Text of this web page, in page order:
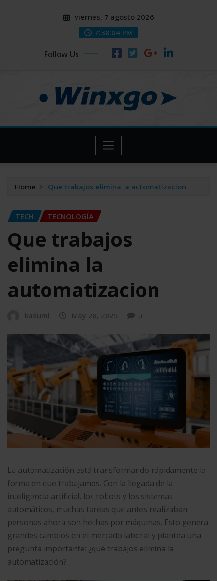
viernes, 7 agosto 2026
7:38:05 PM
Follow Us
Home Que trabajos elimina la automatizacion
TECH TECNOLOGÍA
Que trabajos
elimina la
automatizacion
kasumi May 28, 2025 0
La automatización está transformando rápidamente la
forma en que trabajamos. Con la llegada de la
inteligencia artificial, los robots y los sistemas
automáticos, muchas tareas que antes realizaban
personas ahora son hechas por máquinas. Esto genera
grandes cambios en el mercado laboral y plantea una
pregunta importante: ¿qué trabajos elimina la
automatización?